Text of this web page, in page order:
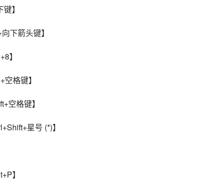
】
下箭头键】
】
格键】
空格键】
星号 (*)】
】